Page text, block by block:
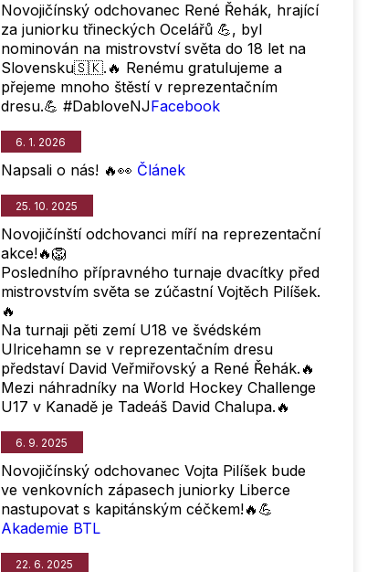
Novojičínský odchovanec René Řehák, hrající
za juniorku třineckých Ocelářů 💪, byl
nominován na mistrovství světa do 18 let na
Slovensku🇸🇰.🔥 Renému gratulujeme a
přejeme mnoho štěstí v reprezentačním
dresu.💪 #DabloveNJFacebook
6. 1. 2026
Napsali o nás! 🔥👀 Článek
25. 10. 2025
Novojičínští odchovanci míří na reprezentační
akce!🔥🦁
Posledního přípravného turnaje dvacítky před
mistrovstvím světa se zúčastní Vojtěch Pilíšek.
🔥
Na turnaji pěti zemí U18 ve švédském
Ulricehamn se v reprezentačním dresu
představí David Veřmiřovský a René Řehák.🔥
Mezi náhradníky na World Hockey Challenge
U17 v Kanadě je Tadeáš David Chalupa.🔥
6. 9. 2025
Novojičínský odchovanec Vojta Pilíšek bude
ve venkovních zápasech juniorky Liberce
nastupovat s kapitánským céčkem!🔥💪
Akademie BTL
22. 6. 2025